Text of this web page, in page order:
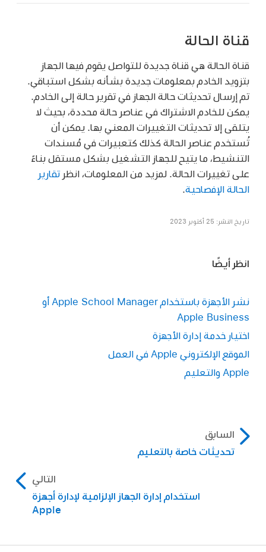
قناة الحالة
قناة الحالة هي قناة جديدة للتواصل يقوم فيها الجهاز
بتزويد الخادم بمعلومات جديدة بشأنه بشكل استباقي.
تم إرسال تحديثات حالة الجهاز في تقرير حالة إلى الخادم.
يمكن للخادم الاشتراك في عناصر حالة محددة، بحيث لا
يتلقى إلا تحديثات التغييرات المعني بها. يمكن أن
تُستخدم عناصر الحالة كذلك كتعبيرات في مُسندات
التنشيط، ما يتيح للجهاز التشغيل بشكل مستقل بناءً
على تغييرات الحالة. لمزيد من المعلومات، انظر تقارير
الحالة الإفصاحية
تاريخ النشر: 25 أكتوبر 2023
انظر أيضًا
نشر الأجهزة باستخدام Apple School Manager أو
Apple Business
اختيار خدمة إدارة الأجهزة
الموقع الإلكتروني Apple في العمل
Apple والتعليم
السابق
تحديثات خاصة بالتعليم
التالي
استخدام إدارة الجهاز الإلزامية لإدارة أجهزة
Apple